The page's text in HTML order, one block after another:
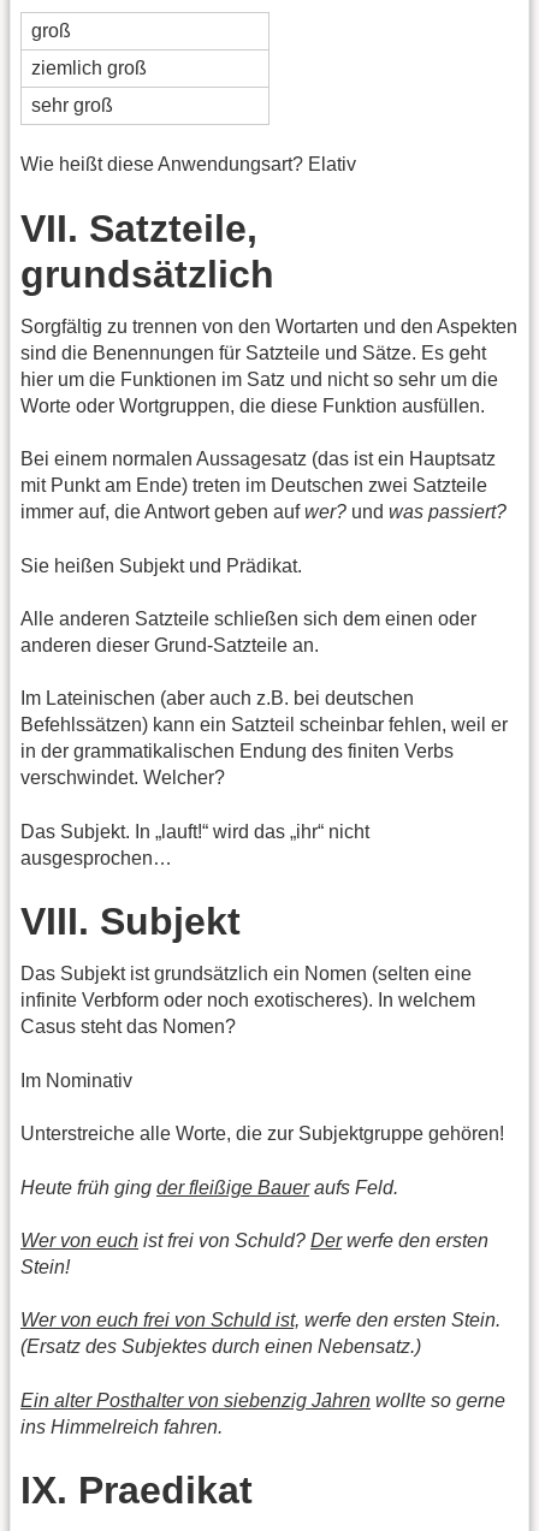
groß
ziemlich groß
sehr groß
Wie heißt diese Anwendungsart? Elativ
VII. Satzteile,
grundsätzlich
Sorgfältig zu trennen von den Wortarten und den Aspekten
sind die Benennungen für Satzteile und Sätze. Es geht
hier um die Funktionen im Satz und nicht so sehr um die
Worte oder Wortgruppen, die diese Funktion ausfüllen.
Bei einem normalen Aussagesatz (das ist ein Hauptsatz
mit Punkt am Ende) treten im Deutschen zwei Satzteile
immer auf, die Antwort geben aufwer? und was passiert?
Sie heißen Subjekt und Prädikat.
Alle anderen Satzteile schließen sich dem einen oder
anderen dieser Grund-Satzteile an.
Im Lateinischen (aber auch z.B. bei deutschen
Befehlssätzen) kann ein Satzteil scheinbar fehlen, weil er
in der grammatikalischen Endung des finiten Verbs
verschwindet. Welcher?
Das Subjekt. In „lauft!“ wird das „ihr“ nicht
ausgesprochen…
VIII. Subjekt
Das Subjekt ist grundsätzlich ein Nomen (selten eine
infinite Verbform oder noch exotischeres). In welchem
Casus steht das Nomen?
Im Nominativ
Unterstreiche alle Worte, die zur Subjektgruppe gehören!
Heute früh ging der fleißige Baueraufs Feld.
Wer von euch ist frei von Schuld? Derwerfe den ersten
Stein!
Wer von euch frei von Schuld ist, werfe den ersten Stein.
(Ersatz des Subjektes durch einen Nebensatz.)
Ein alter Posthalter von siebenzig Jahren wollte so gerne
ins Himmelreich fahren.
IX. Praedikat